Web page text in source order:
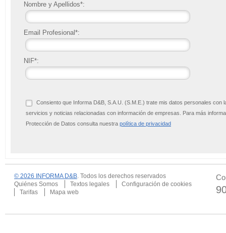
Nombre y Apellidos*:
Email Profesional*:
NIF*:
Consiento que Informa D&B, S.A.U. (S.M.E.) trate mis datos personales
servicios y noticias relacionadas con información de empresas. Para más
Protección de Datos consulta nuestra política de privacidad
© 2026 INFORMA D&B. Todos los derechos reservados
Quiénes Somos
Textos legales
Configuración de cookies
Tarifas
Mapa web